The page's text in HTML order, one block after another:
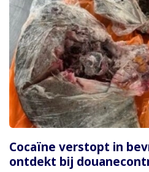
Cocaïne verstopt in
ontdekt bij